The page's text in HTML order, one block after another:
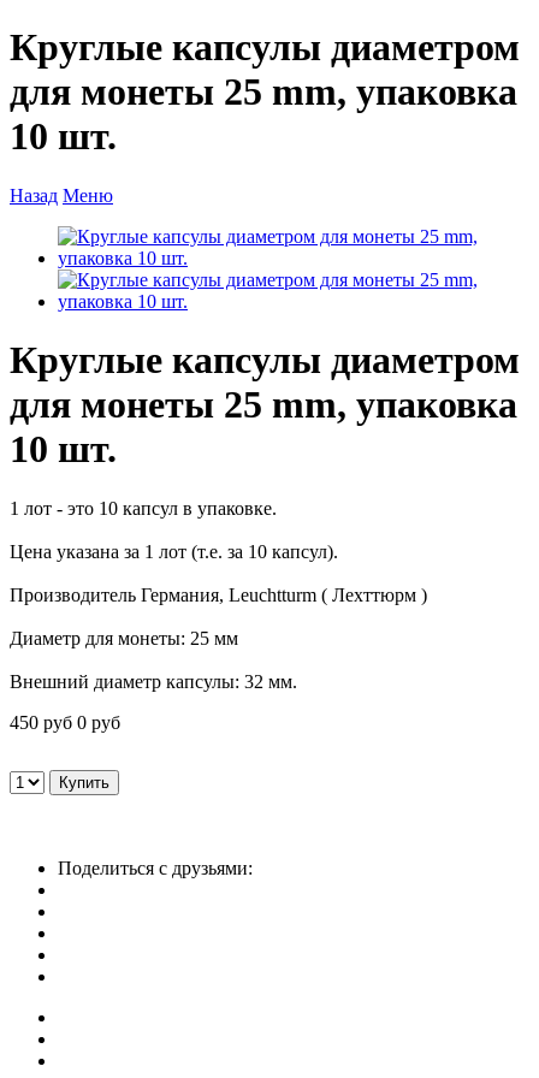
Круглые капсулы диаметром
для монеты 25 mm, упаковка
10 шт.
Назад Меню
Круглые капсулы диаметром
для монеты 25 mm, упаковка
10 шт.
1 лот - это 10 капсул в упаковке.
Цена указана за 1 лот (т.е. за 10 капсул).
Производитель Германия, Leuchtturm ( Лехттюрм )
Диаметр для монеты: 25 мм
Внешний диаметр капсулы: 32 мм.
450 руб 0 руб
Поделиться с друзьями: